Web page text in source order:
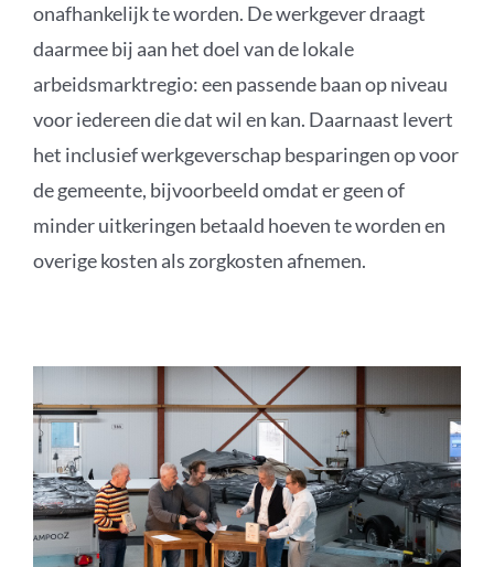
onafhankelijk te worden. De werkgever draagt
daarmee bij aan het doel van de lokale
arbeidsmarktregio: een passende baan op niveau
voor iedereen die dat wil en kan. Daarnaast levert
het inclusief werkgeverschap besparingen op voor
de gemeente, bijvoorbeeld omdat er geen of
minder uitkeringen betaald hoeven te worden en
overige kosten als zorgkosten afnemen.